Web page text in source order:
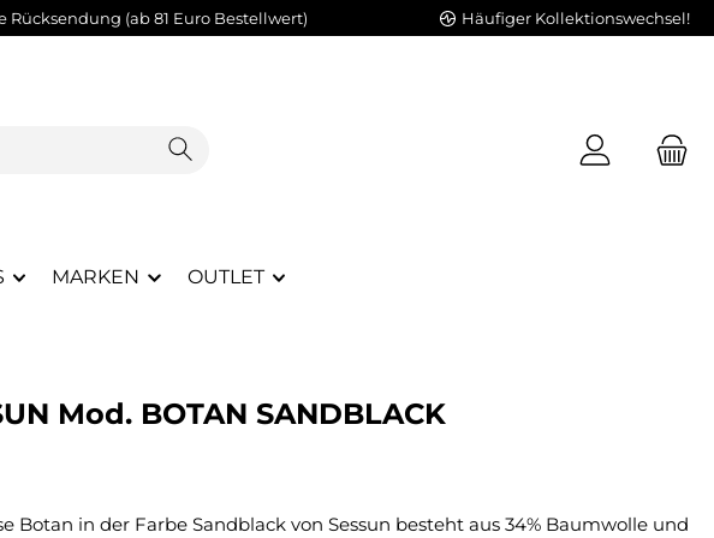
Rücksendung (ab 81 Euro Bestellwert) Häufiger Kollektionswechsel!
MARKEN OUTLET
Mod. BOTAN SANDBLACK
Botan in der Farbe Sandblack von Sessun besteht aus 34% Baumwolle und